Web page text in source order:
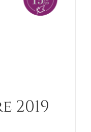
2019